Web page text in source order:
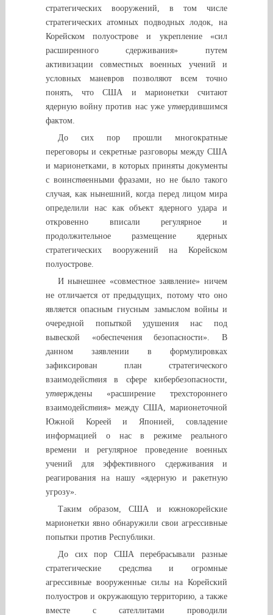
стратегических вооружений, в том числе
стратегических атомных подводных лодок, на
Корейском полуострове и укрепление «сил
расширенного сдерживания» путем
активизации совместных военных учений и
условных маневров позволяют всем точно
понять, что США и марионетки считают
ядерную войну против нас уже утвердившимся
фактом.
До сих пор прошли многократные
переговоры и секретные разговоры между США
и марионетками, в которых приняты документы
с воинственными фразами, но не было такого
случая, как нынешний, когда перед лицом мира
определили нас как объект ядерного удара и
откровенно вписали регулярное и
продолжительное размещение ядерных
стратегических вооружений на Корейском
полуострове.
И нынешнее «совместное заявление» ничем
не отличается от предыдущих, потому что оно
является опасным гнусным замыслом войны и
очередной попыткой удушения нас под
вывеской «обеспечения безопасности». В
данном заявлении в формулировках
зафиксирован план стратегического
взаимодействия в сфере кибербезопасности,
утверждены «расширение трехстороннего
взаимодействия» между США, марионеточной
Южной Кореей и Японией, совладение
информацией о нас в режиме реального
времени и регулярное проведение военных
учений для эффективного сдерживания и
реагирования на нашу «ядерную и ракетную
угрозу».
Таким образом, США и южнокорейские
марионетки явно обнаружили свои агрессивные
попытки против Республики.
До сих пор США перебрасывали разные
стратегические средства и огромные
агрессивные вооруженные силы на Корейский
полуостров и окружающую территорию, а также
вместе с сателлитами проводили